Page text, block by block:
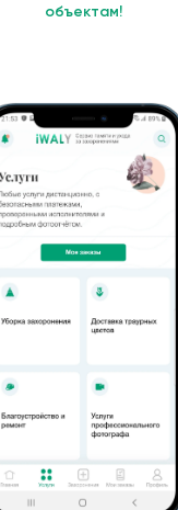
объектам!